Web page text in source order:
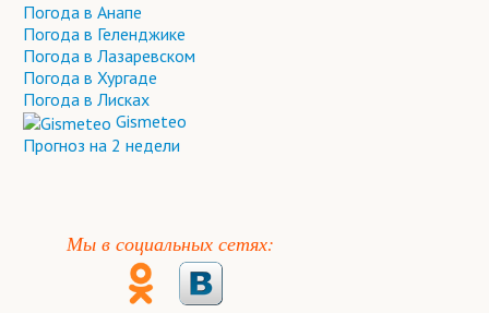
Погода в Анапе
Погода в Геленджике
Погода в Лазаревском
Погода в Хургаде
Погода в Лисках
Gismeteo
Прогноз на 2 недели
Мы в социальных сетях: